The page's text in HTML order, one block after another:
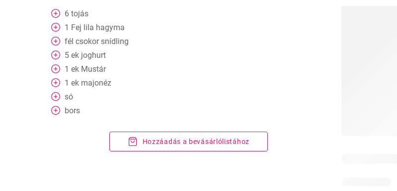
6 tojás
1 Fej lila hagyma
fél csokor snídling
5 ek joghurt
1 ek Mustár
1 ek majonéz
só
bors
Hozzáadás a bevásárlólistához